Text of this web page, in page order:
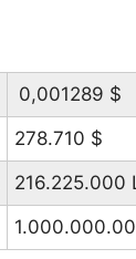
0,001289 $
278.710 $
216.225.000